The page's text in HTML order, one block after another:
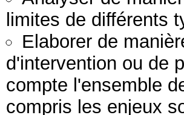
limites de différents
Elaborer de
d'intervention ou de
compte l'ensemble
compris les enjeux